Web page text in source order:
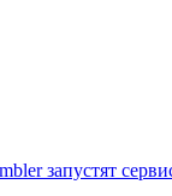
запустят